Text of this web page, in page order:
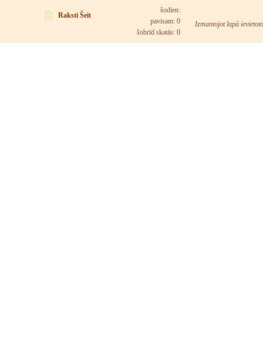
Raksti Šeit
šodien:
pavisam: 0
šobrīd skatās: 0
Izmantojot lapā